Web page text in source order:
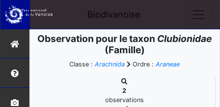
Biodivanoise
Observation pour le taxon Clubionidae
(Famille)
Classe : Arachnida Ordre : Araneae
2
observations